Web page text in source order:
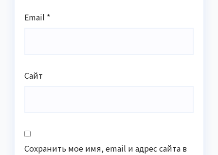
Email *
Сайт
Сохранить моё имя, email и адрес сайта в